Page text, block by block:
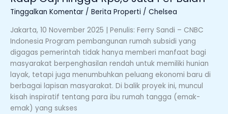
Tinggalkan Komentar / Berita Properti / Chelsea
Jakarta, 10 November 2025 | Penulis: Ferry Sandi – CNBC
Indonesia Program pembangunan rumah subsidi yang
digagas pemerintah tidak hanya memberi manfaat bagi
masyarakat berpenghasilan rendah untuk memiliki hunian
layak, tetapi juga menumbuhkan peluang ekonomi baru di
berbagai lapisan masyarakat. Di balik proyek ini, muncul
kisah inspiratif tentang para ibu rumah tangga (emak-
emak) yang sukses
Jual
Rumah
Subsidi,
Raup
Gaji
hingga
Rp8,5
Juta
Per